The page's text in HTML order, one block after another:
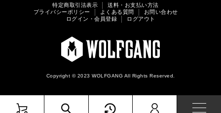
特定商取引法表示
送料・お支払い方法
プライバシーポリシー
よくある質問
お問い合わせ
ログイン・会員登録
ログアウト
Copyright © 2023 WOLFGANG All Rights Reserved.